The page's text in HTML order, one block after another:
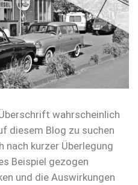
wahrscheinlich
diesem Blog zu suchen
nach kurzer Überlegung
Beispiel gezogen
und die Auswirkungen